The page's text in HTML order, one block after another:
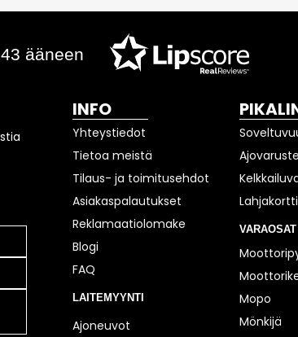
ääneen
INFO
Yhteystiedot
Tietoa meistä
Tilaus- ja toimitusehdot
Asiakaspalautukset
Reklamaatiolomake
Blogi
FAQ
LAITEMYYNTI
Ajoneuvot
Lahjakortti
Mopo
Mönkijä